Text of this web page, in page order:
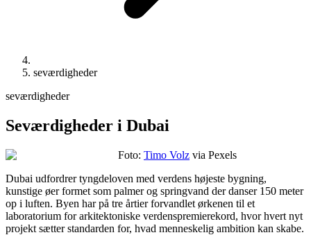
seværdigheder
seværdigheder
Seværdigheder i Dubai
Foto: Timo Volz via Pexels
Dubai udfordrer tyngdeloven med verdens højeste bygning,
kunstige øer formet som palmer og springvand der danser 150 meter
op i luften. Byen har på tre årtier forvandlet ørkenen til et
laboratorium for arkitektoniske verdenspremierekord, hvor hvert nyt
projekt sætter standarden for, hvad menneskelig ambition kan skabe.